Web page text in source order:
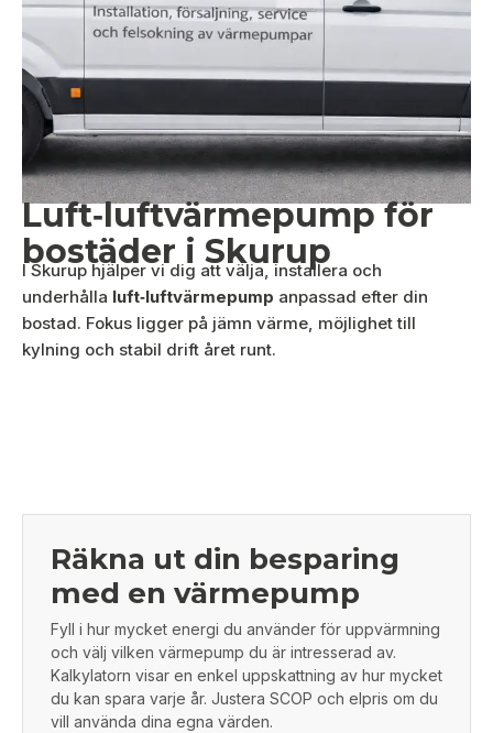
Luft‑luftvärmepump för
bostäder i Skurup
I Skurup hjälper vi dig att välja, installera och
underhålla luft‑luftvärmepump anpassad efter din
bostad. Fokus ligger på jämn värme, möjlighet till
kylning och stabil drift året runt.
Räkna ut din besparing
med en värmepump
Fyll i hur mycket energi du använder för uppvärmning
och välj vilken värmepump du är intresserad av.
Kalkylatorn visar en enkel uppskattning av hur mycket
du kan spara varje år. Justera SCOP och elpris om du
vill använda dina egna värden.